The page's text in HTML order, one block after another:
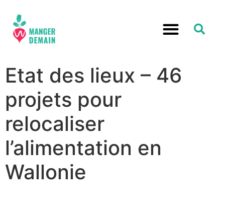
Etat des lieux – 46
projets pour
relocaliser
l’alimentation en
Wallonie